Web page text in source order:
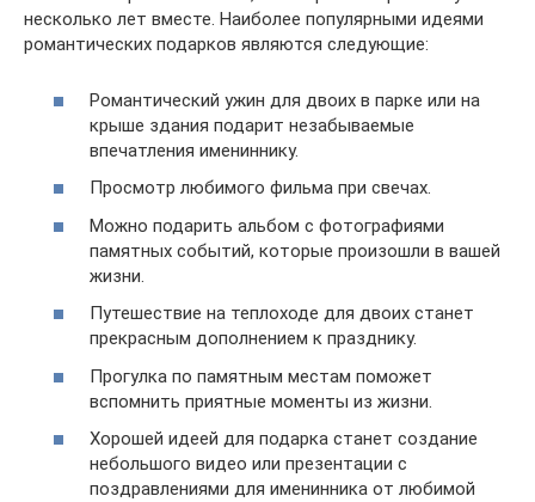
несколько лет вместе. Наиболее популярными идеями
романтических подарков являются следующие:
Романтический ужин для двоих в парке или на
крыше здания подарит незабываемые
впечатления имениннику.
Просмотр любимого фильма при свечах.
Можно подарить альбом с фотографиями
памятных событий, которые произошли в вашей
жизни.
Путешествие на теплоходе для двоих станет
прекрасным дополнением к празднику.
Прогулка по памятным местам поможет
вспомнить приятные моменты из жизни.
Хорошей идеей для подарка станет создание
небольшого видео или презентации с
поздравлениями для именинника от любимой